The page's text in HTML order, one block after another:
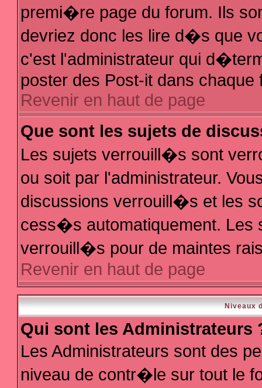
premi�re page du forum. Ils
devriez donc les lire d�s que
c'est l'administrateur qui
poster des Post-it dans chaque
Revenir en haut de page
Que sont les sujets de
Les sujets verrouill�s sont
ou soit par l'administrateur.
discussions verrouill�s et les
cess�s automatiquement.
verrouill�s pour de maintes
Revenir en haut de page
Niveaux
Qui sont les Administrateurs
Les Administrateurs sont des
niveau de contr�le sur tout le